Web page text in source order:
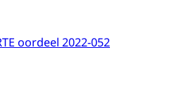
oordeel 2022-052